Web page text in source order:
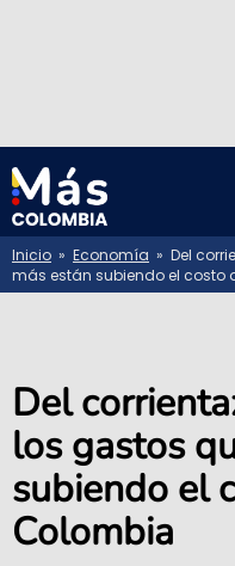
Inicio » Economía » Del
más están subiendo el costo
Del
los gastos
subiendo el
Colombia